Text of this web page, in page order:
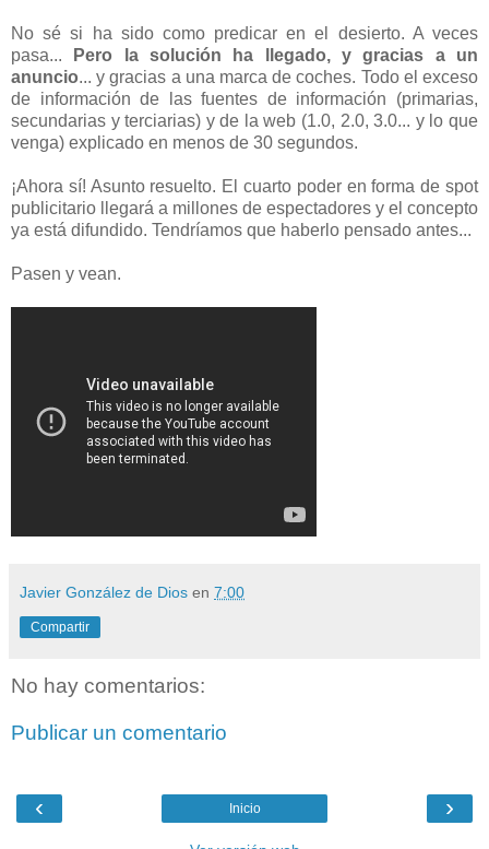
No sé si ha sido como predicar en el desierto. A veces
pasa...
Pero la solución ha llegado, y gracias a un
anuncio... y gracias a una marca de coches. Todo el exceso
de información de las fuentes de información (primarias,
secundarias y terciarias) y de la web (1.0, 2.0, 3.0... y lo que
venga) explicado en menos de 30 segundos.
¡Ahora sí! Asunto resuelto. El cuarto poder en forma de spot
publicitario llegará a millones de espectadores y el concepto
ya está difundido. Tendríamos que haberlo pensado antes...
Pasen y vean.
Javier González de Dios en 7:00
Compartir
No hay comentarios:
Publicar un comentario
‹ ›
Inicio